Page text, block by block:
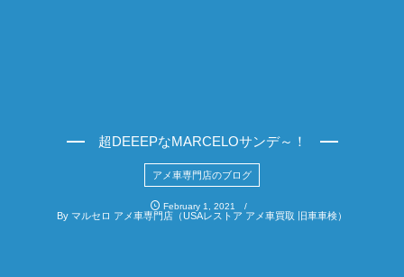
超DEEEPなMARCELOサンデ～！
アメ車専門店のブログ
February 1 2021
By マルセロ アメ車専門店（USAレストア アメ車買取 旧車車検）